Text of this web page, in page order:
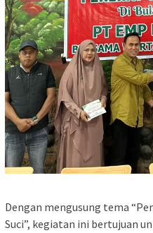
Dengan mengusung tema
Suci”, kegiatan ini bertujuan